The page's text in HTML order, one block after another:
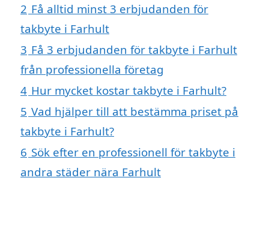
2 Få alltid minst 3 erbjudanden för
takbyte i Farhult
3 Få 3 erbjudanden för takbyte i Farhult
från professionella företag
4 Hur mycket kostar takbyte i Farhult?
5 Vad hjälper till att bestämma priset på
takbyte i Farhult?
6 Sök efter en professionell för takbyte i
andra städer nära Farhult